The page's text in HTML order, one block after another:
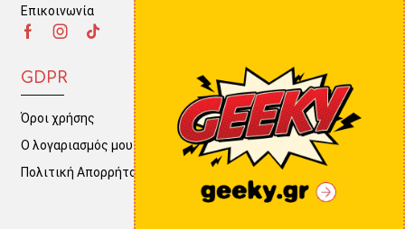
Επικοινωνία
GDPR
Όροι χρήσης
Ο λογαριασμός μου
Πολιτική Απορρήτου